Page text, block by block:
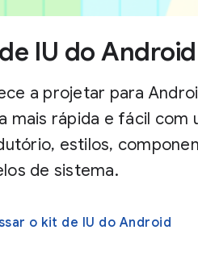
IU do Android
a projetar para
mais rápida e fácil com
estilos,
de sistema.
o kit de IU do Android